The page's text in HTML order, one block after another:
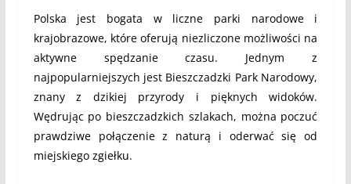
Polska jest bogata w liczne parki narodowe i
krajobrazowe, które oferują niezliczone możliwości na
aktywne spędzanie czasu. Jednym z
najpopularniejszych jest Bieszczadzki Park Narodowy,
znany z dzikiej przyrody i pięknych widoków.
Wędrując po bieszczadzkich szlakach, można poczuć
prawdziwe połączenie z naturą i oderwać się od
miejskiego zgiełku.